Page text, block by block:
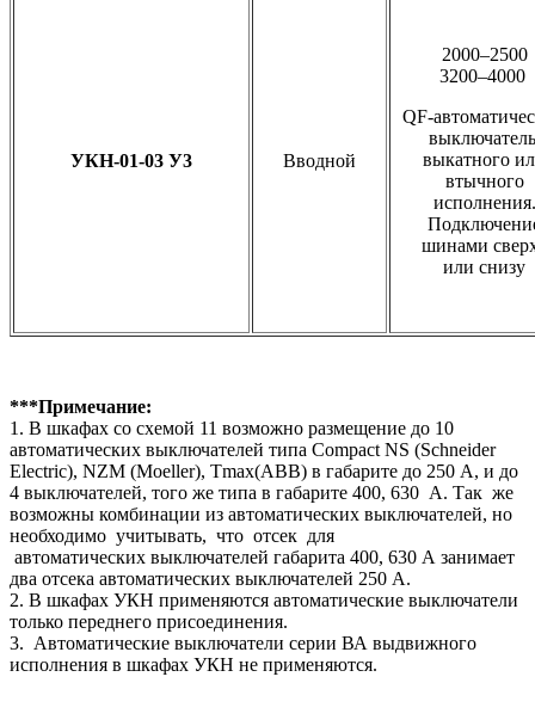
УКН-01-03 У3 Вводной
2000–2500
3200–4000
QF-
выкатного
втычного
исполнения.
шинами
или снизу
***Примечание:
1. В шкафах со схемой 11 возможно размещение до 10
автоматических выключателей типа Compact NS (Schneider
Electric), NZM (Moeller), Tmax(ABB) в габарите до 250 А, и до
4 выключателей, того же типа в габарите 400, 630 А. Так же
возможны комбинации из автоматических выключателей, но
необходимо учитывать, что отсек для
автоматических выключателей габарита 400, 630 А занимает
два отсека автоматических выключателей 250 А.
2. В шкафах УКН применяются автоматические выключатели
только переднего присоединения.
3. Автоматические выключатели серии ВА выдвижного
исполнения в шкафах УКН не применяются.